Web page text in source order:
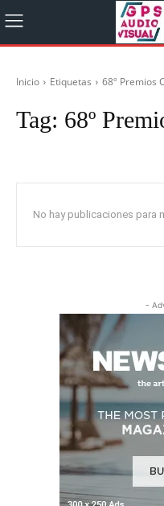
Inicio Etiquetas 68º Premios
Tag: 68º
No hay publicaciones para
-